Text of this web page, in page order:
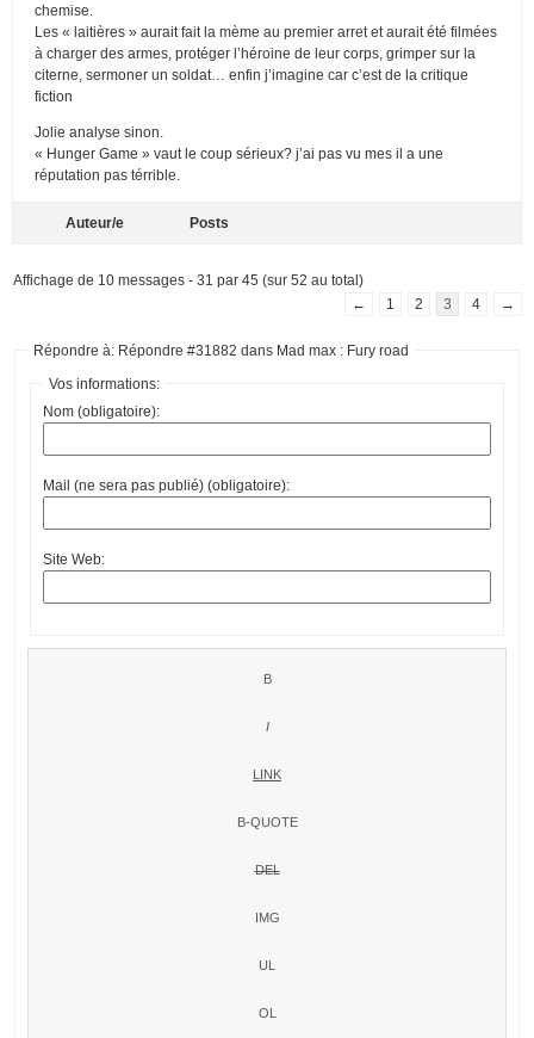
chemise.
Les « laitières » aurait fait la mème au premier arret et aurait été filmées
à charger des armes, protéger l’héroine de leur corps, grimper sur la
citerne, sermoner un soldat… enfin j’imagine car c’est de la critique
fiction
Jolie analyse sinon.
« Hunger Game » vaut le coup sérieux? j’ai pas vu mes il a une
réputation pas térrible.
Auteur/e Posts
Affichage de 10 messages - 31 par 45 (sur 52 au total)
←
1 2 3 4 →
Répondre à: Répondre #31882 dans Mad max : Fury road
Vos informations:
Nom (obligatoire):
Mail (ne sera pas publié) (obligatoire):
Site Web: